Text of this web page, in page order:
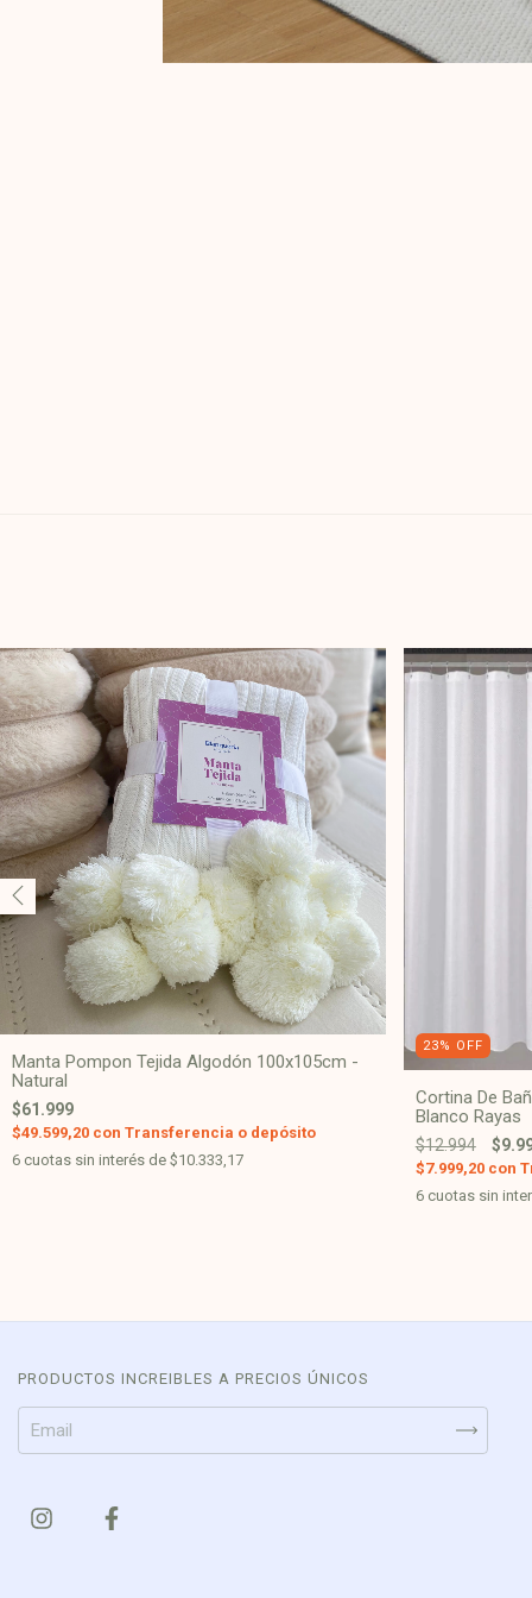
Manta Pompon Tejida Algodón 100x105cm -
Natural
$61.999
$49.599,20 con Transferencia o depósito
6 cuotas sin interés de $10.333,17
23% OFF
Cortina De
Blanco Rayas
$12.994
$7.999,20 con
6 cuotas sin
PRODUCTOS INCREIBLES A PRECIOS ÚNICOS